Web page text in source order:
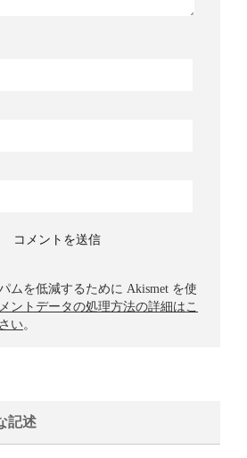
ムを低減するために Akismet を使
ントデータの処理方法の詳細はこ
い。
記述